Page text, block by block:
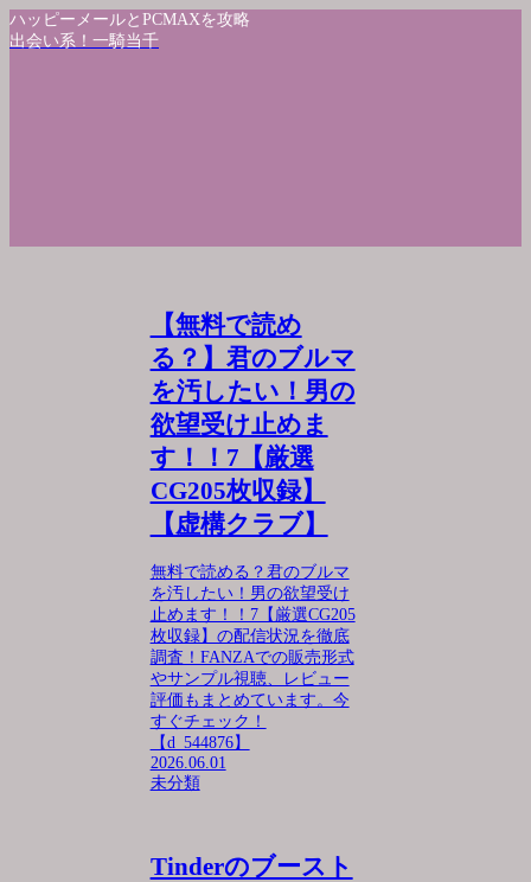
ハッピーメールとPCMAXを攻略
出会い系！一騎当千
【無料で読め
る？】君のブルマ
を汚したい！男の
欲望受け止めま
す！！7【厳選
CG205枚収録】
【虚構クラブ】
無料で読める？君のブルマ
を汚したい！男の欲望受け
止めます！！7【厳選CG205
枚収録】の配信状況を徹底
調査！FANZAでの販売形式
やサンプル視聴、レビュー
評価もまとめています。今
すぐチェック！
【d_544876】
2026.06.01
未分類
Tinderのブースト